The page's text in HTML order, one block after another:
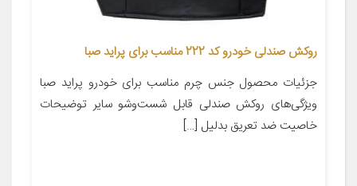
روکش صندلی خودرو کد 222 مناسب برای پراید صبا
جزئیات محصول جنس چرم مناسب برای خودرو پراید صبا
ویژگی‌های روکش صندلی قابل شست‌وشو سایر توضیحات
خاصیت ضد تعریق بدلیل […]